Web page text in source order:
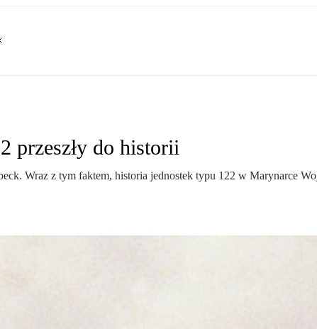
przeszły do historii
Wraz z tym faktem, historia jednostek typu 122 w Marynarce